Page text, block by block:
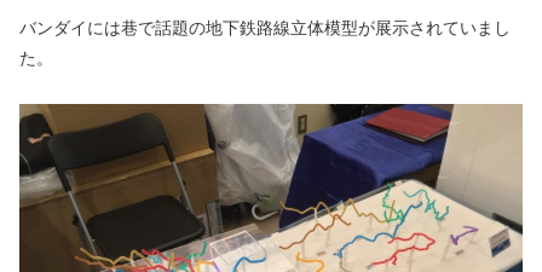
バンダイには巷で話題の地下鉄路線立体模型が展示されていまし
た。